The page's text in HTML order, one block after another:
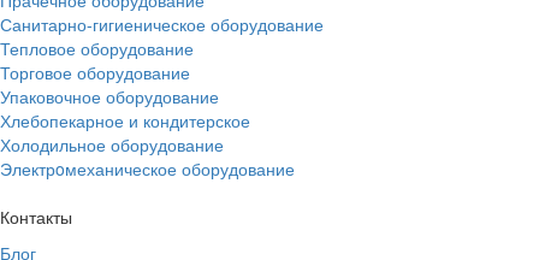
Санитарно-гигиеническое оборудование
Тепловое оборудование
Торговое оборудование
Упаковочное оборудование
Хлебопекарное и кондитерское
Холодильное оборудование
Электрoмеханическое оборудование
Контакты
Блог